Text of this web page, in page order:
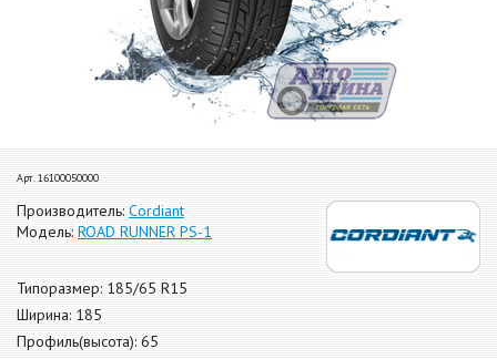
Арт. 16100050000
Производитель: Cordiant
Модель: ROAD RUNNER PS-1
Типоразмер: 185/65 R15
Ширина: 185
Профиль(высота): 65